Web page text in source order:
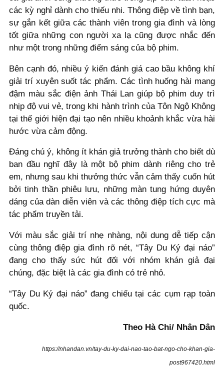
các kỳ nghỉ dành cho thiếu nhi. Thông điệp về tình bạn,
sự gắn kết giữa các thành viên trong gia đình và lòng
tốt giữa những con người xa lạ cũng được nhắc đến
như một trong những điểm sáng của bộ phim.
Bên cạnh đó, nhiều ý kiến đánh giá cao bầu không khí
giải trí xuyên suốt tác phẩm. Các tình huống hài mang
đậm màu sắc điện ảnh Thái Lan giúp bộ phim duy trì
nhịp độ vui vẻ, trong khi hành trình của Tôn Ngộ Không
tại thế giới hiện đại tạo nên nhiều khoảnh khắc vừa hài
hước vừa cảm động.
Đáng chú ý, không ít khán giả trưởng thành cho biết dù
ban đầu nghĩ đây là một bộ phim dành riêng cho trẻ
em, nhưng sau khi thưởng thức vẫn cảm thấy cuốn hút
bởi tinh thần phiêu lưu, những màn tung hứng duyên
dáng của dàn diễn viên và các thông điệp tích cực mà
tác phẩm truyền tải.
Với màu sắc giải trí nhẹ nhàng, nội dung dễ tiếp cận
cùng thông điệp gia đình rõ nét, “Tây Du Ký đại náo”
đang cho thấy sức hút đối với nhóm khán giả đại
chúng, đặc biệt là các gia đình có trẻ nhỏ.
“Tây Du Ký đại náo” đang chiếu tại các cụm rạp toàn
quốc.
Theo Hà Chi/ Nhân Dân
https://nhandan.vn/tay-du-ky-dai-nao-tao-bat-ngo-cho-khan-gia-
post967420.html